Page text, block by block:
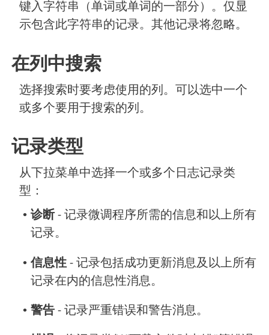
键入字符串（单词或单词的一部分）。仅显
示包含此字符串的记录。其他记录将忽略。
在列中搜索
选择搜索时要考虑使用的列。可以选中一个
或多个要用于搜索的列。
记录类型
从下拉菜单中选择一个或多个日志记录类
型：
• 诊断- 记录微调程序所需的信息和以上所有
记录。
• 信息性 - 记录包括成功更新消息及以上所有
记录在内的信息性消息。
• 警告 - 记录严重错误和警告消息。